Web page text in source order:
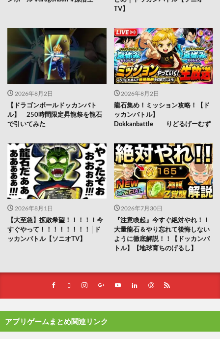
TV】
2026年8月2日
【ドラゴンボールドッカンバト
ル】 250時間限定昇龍祭を龍石
で引いてみた
2026年8月2日
龍石集め！ミッション攻略！【ド
ッカンバトル】
Dokkanbattle りどるげーむず
2026年8月1日
【大至急】拡散希望！！！！！今
すぐやって！！！！！！！！│ド
ッカンバトル【ソニオTV】
2026年7月30日
『注意喚起』今すぐ絶対やれ！！
大量龍石＆やり忘れて後悔しない
ように徹底解説！！【ドッカンバ
トル】【地球育ちのげるし】
アプリゲームまとめ関連リンク